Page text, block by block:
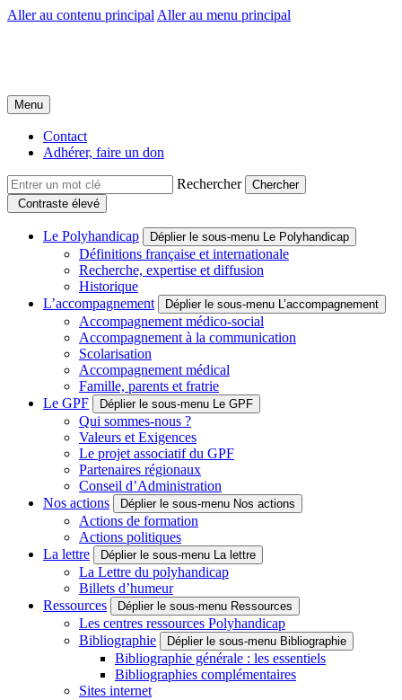
Aller au contenu principal Aller au menu principal
Groupe Polyhandicap France
Faire connaître et reconnaître les personnes polyhandicapées dans
Menu
Contact
Adhérer, faire un don
Rechercher
Contraste élevé
Le Polyhandicap Déplier le sous-menu Le Polyhandicap
Définitions française et internationale
Recherche, expertise et diffusion
Historique
L’accompagnement
Déplier le sous-menu L’accompagnement
Accompagnement médico-social
Accompagnement à la communication
Scolarisation
Accompagnement médical
Famille, parents et fratrie
Le GPF
Déplier le sous-menu Le GPF
Qui sommes-nous ?
Valeurs et Exigences
Le projet associatif du GPF
Partenaires régionaux
Conseil d’Administration
Nos actions
Déplier le sous-menu Nos actions
Actions de formation
Actions politiques
La lettre
Déplier le sous-menu La lettre
La Lettre du polyhandicap
Billets d’humeur
Ressources
Déplier le sous-menu Ressources
Les centres ressources Polyhandicap
Bibliographie
Déplier le sous-menu Bibliographie
Bibliographie générale : les essentiels
Bibliographies complémentaires
Sites internet